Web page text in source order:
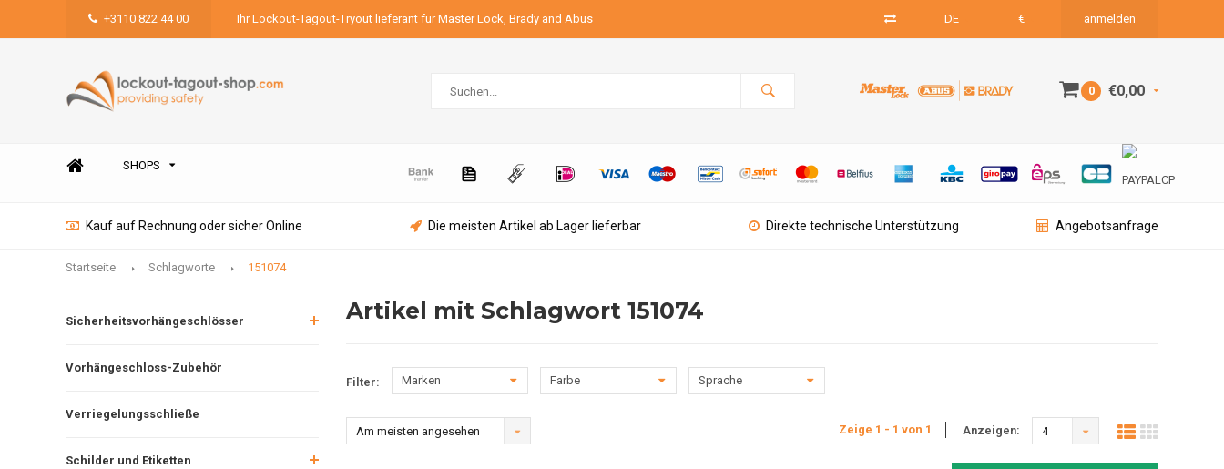
+3110 822 44 00 Ihr Lockout-Tagout-Tryout lieferant für Master Lock, Brady and Abus DE € anmelden
0 €0,00
SHOPS
Kauf auf Rechnung oder sicher Online Die meisten Artikel ab Lager lieferbar Direkte technische Unterstützung Angebotsanfrage
Startseite Schlagworte 151074
Sicherheitsvorhängeschlösser
Vorhängeschloss-Zubehör
Verriegelungsschließe
Schilder und Etiketten
Artikel mit Schlagwort 151074
Filter: Marken Farbe Sprache
Am meisten angesehen Zeige 1 - 1 von 1 Anzeigen: 4